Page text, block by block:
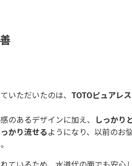
いただいたのは、 TOTOピュアレ
のあるデザインに加え、 しっかり
かり流せるようになり、以前のお